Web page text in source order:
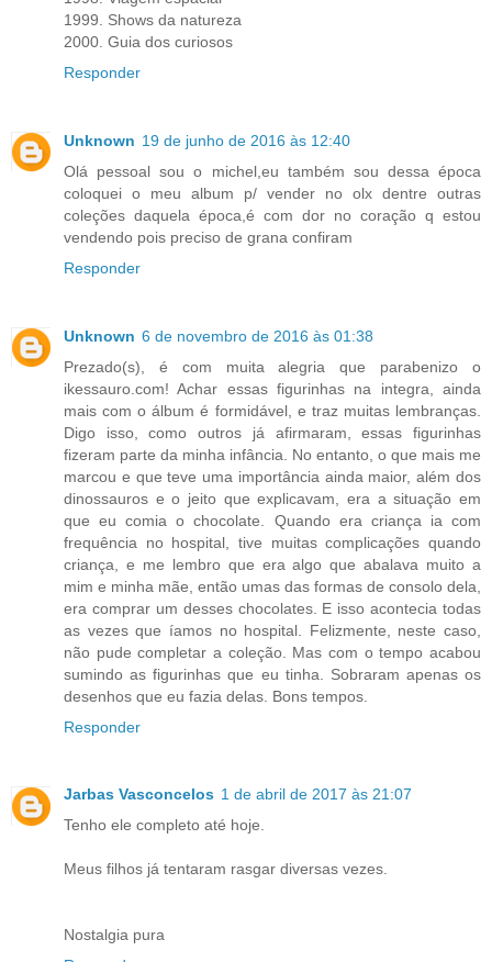
1999. Shows da natureza
2000. Guia dos curiosos
Responder
Unknown 19 de junho de 2016 às 12:40
Olá pessoal sou o michel,eu também sou dessa época
coloquei o meu album p/ vender no olx dentre outras
coleções daquela época,é com dor no coração q estou
vendendo pois preciso de grana confiram
Responder
Unknown 6 de novembro de 2016 às 01:38
Prezado(s), é com muita alegria que parabenizo o
ikessauro.com! Achar essas figurinhas na integra, ainda
mais com o álbum é formidável, e traz muitas lembranças.
Digo isso, como outros já afirmaram, essas figurinhas
fizeram parte da minha infância. No entanto, o que mais me
marcou e que teve uma importância ainda maior, além dos
dinossauros e o jeito que explicavam, era a situação em
que eu comia o chocolate. Quando era criança ia com
frequência no hospital, tive muitas complicações quando
criança, e me lembro que era algo que abalava muito a
mim e minha mãe, então umas das formas de consolo dela,
era comprar um desses chocolates. E isso acontecia todas
as vezes que íamos no hospital. Felizmente, neste caso,
não pude completar a coleção. Mas com o tempo acabou
sumindo as figurinhas que eu tinha. Sobraram apenas os
desenhos que eu fazia delas. Bons tempos.
Responder
Jarbas Vasconcelos 1 de abril de 2017 às 21:07
Tenho ele completo até hoje.
Meus filhos já tentaram rasgar diversas vezes.
Nostalgia pura